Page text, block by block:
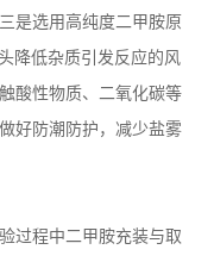
是选用高纯度二甲胺原
降低杂质引发反应的风
酸性物质、二氧化碳等
好防潮防护，减少盐雾
过程中二甲胺充装与取